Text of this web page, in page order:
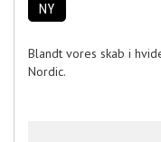
NY
Blandt vores skab i
Nordic.